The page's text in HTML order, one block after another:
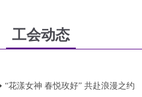
工会动态
“花漾女神 春悦玫好” 共赴浪漫之约